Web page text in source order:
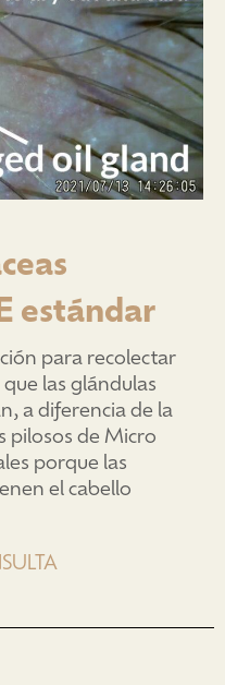
estándar
para recolectar
las glándulas
a diferencia de la
pilosos de Micro
porque las
el cabello